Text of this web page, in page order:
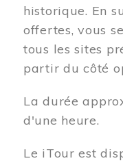
historique. En
offertes, vous
tous les sites
partir du côté
La durée
d'une heure.
Le iTour est